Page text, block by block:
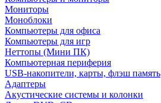
Мониторы
Моноблоки
Компьютеры для офиса
Компьютеры для игр
Неттопы (Мини ПК)
Компьютерная периферия
USB-накопители, карты, флэш память
Адаптеры
Акустические системы и колонки